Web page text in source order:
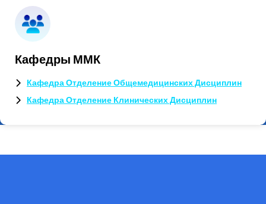
Кафедры ММК
Кафедра Отделение Общемедицинских Дисциплин
Кафедра Отделение Клинических Дисциплин